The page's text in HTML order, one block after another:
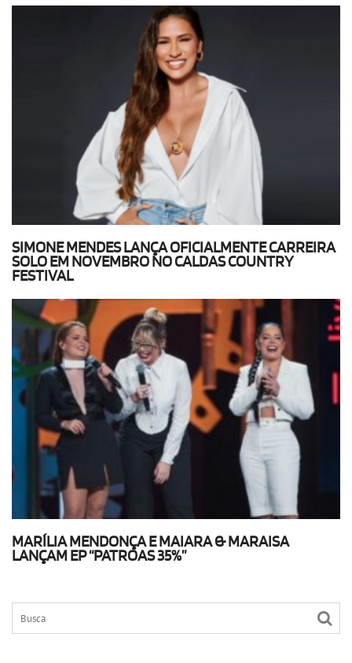
SIMONE MENDES LANÇA OFICIALMENTE CARREIRA
SOLO EM NOVEMBRO NO CALDAS COUNTRY
FESTIVAL
MARÍLIA MENDONÇA E MAIARA & MARAISA
LANÇAM EP “PATROAS 35%”